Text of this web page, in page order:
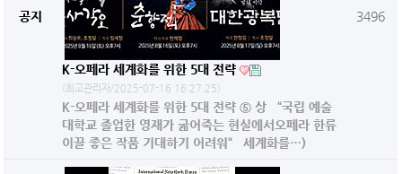
공지
K-오페라 세계화를 위한 5대 전략
(최고관리자/2025-07-16 16:27:25)
K-오페라 세계화를 위한 5대 전략 ⑤ 상 “국립 예술
대학교 졸업한 영재가 굶어죽는 현실에서오페라 한류
이끌 좋은 작품 기대하기 어려워“ 세계화를…)
3496